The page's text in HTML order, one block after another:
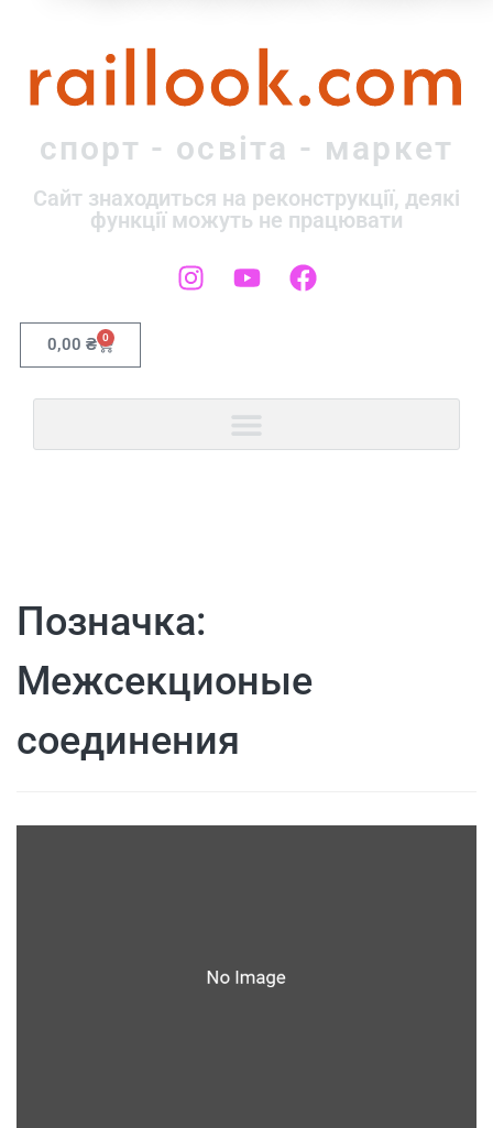
raillook.com
спорт - освіта - маркет
Сайт знаходиться на реконструкції, деякі
функції можуть не працювати
0,00 ₴ 0
Позначка:
Межсекционые
соединения